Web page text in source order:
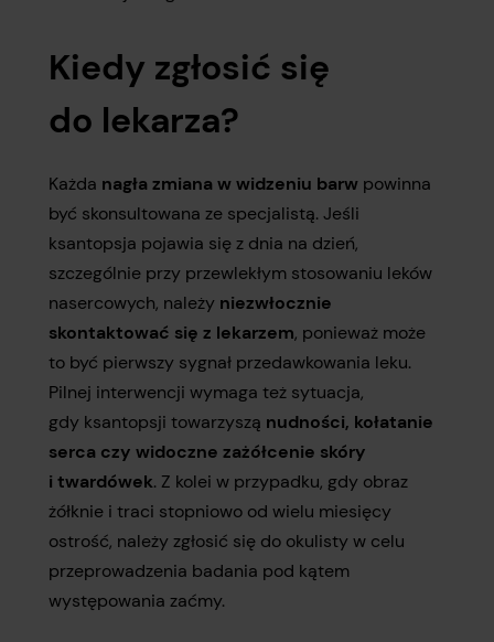
Kiedy zgłosić się
do lekarza?
Każda nagła zmiana w widzeniu barw powinna
być skonsultowana ze specjalistą. Jeśli
ksantopsja pojawia się z dnia na dzień,
szczególnie przy przewlekłym stosowaniu leków
nasercowych, należy niezwłocznie
skontaktować się z lekarzem, ponieważ może
to być pierwszy sygnał przedawkowania leku.
Pilnej interwencji wymaga też sytuacja,
gdy ksantopsji towarzyszą nudności, kołatanie
serca czy widoczne zażółcenie skóry
i twardówek. Z kolei w przypadku, gdy obraz
żółknie i traci stopniowo od wielu miesięcy
ostrość, należy zgłosić się do okulisty w celu
przeprowadzenia badania pod kątem
występowania zaćmy.